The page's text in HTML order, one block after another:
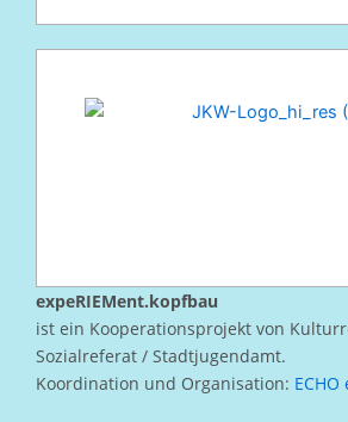
expeRIEMent.kopfbau
ist ein Kooperationsprojekt von
Sozialreferat / Stadtjugendamt.
Koordination und Organisation: ECHO